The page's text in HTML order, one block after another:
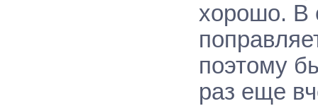
хоpошо. В
поэтому
pаз еще